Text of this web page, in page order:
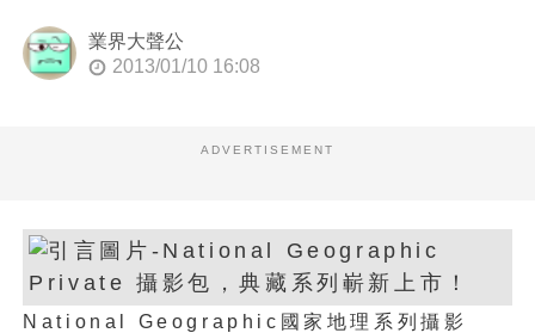
業界大聲公
2013/01/10 16:08
ADVERTISEMENT
National Geographic國家地理系列攝影